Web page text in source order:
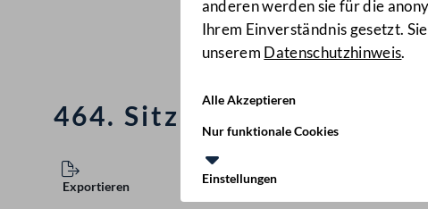
anderen werden sie für die
Ihrem Einverständnis gesetzt.
unserem Datenschutzhinweis.
Alle Akzeptieren
Nur funktionale Cookies
Einstellungen
464. Sitzung des
Exportieren